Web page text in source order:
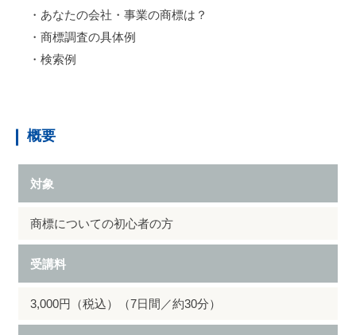
・あなたの会社・事業の商標は？
・商標調査の具体例
・検索例
概要
対象
商標についての初心者の方
受講料
3,000円（税込）（7日間／約30分）